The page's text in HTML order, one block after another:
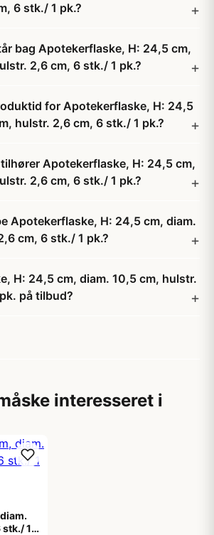
6 stk./ 1 pk.?
bag Apotekerflaske, H: 24,5 cm,
2,6 cm, 6 stk./ 1 pk.?
for Apotekerflaske, H: 24,5
hulstr. 2,6 cm, 6 stk./ 1 pk.?
Apotekerflaske, H: 24,5 cm,
2,6 cm, 6 stk./ 1 pk.?
Apotekerflaske, H: 24,5 cm, diam.
cm, 6 stk./ 1 pk.?
H: 24,5 cm, diam. 10,5 cm, hulstr.
på tilbud?
interesseret i
stk./ 1